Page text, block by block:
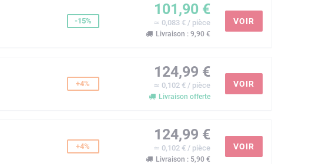
-15%
101,90 €
≃ 0,083 € / pièce
Livraison : 9,90 €
VOIR
+4%
124,99 €
≃ 0,102 € / pièce
Livraison offerte
VOIR
+4%
124,99 €
≃ 0,102 € / pièce
Livraison : 5,90 €
VOIR